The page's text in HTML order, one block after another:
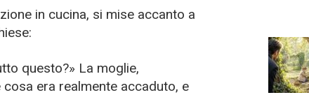
in cucina, si mise accanto a
questo?» La moglie,
era realmente accaduto, e